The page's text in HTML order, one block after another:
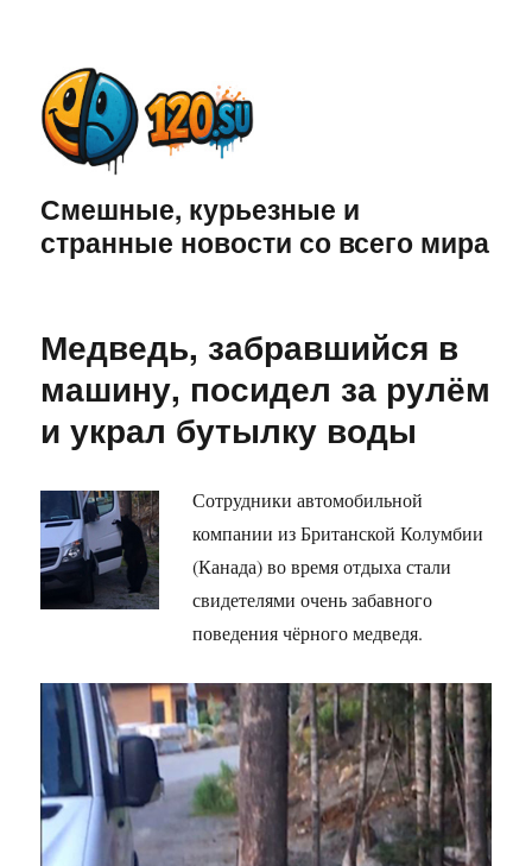
Смешные, курьезные и
странные новости со всего мира
Медведь, забравшийся в
машину, посидел за рулём
и украл бутылку воды
Сотрудники автомобильной
компании из Британской Колумбии
(Канада) во время отдыха стали
свидетелями очень забавного
поведения чёрного медведя.